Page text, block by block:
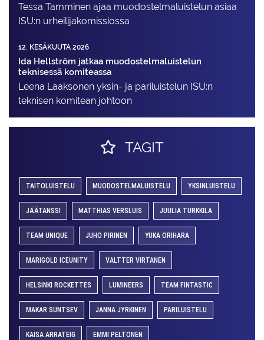
Tessa Tamminen ajaa muodostelma­luistelun asiaa
ISU:n urheilija­komissiossa
12. KESÄKUUTA 2026
Ida Hellström jatkaa muodostelmaluistelun
teknisessä komiteassa
Leena Laaksonen yksin- ja pariluistelun ISU:n
teknisen komitean johtoon
TAGIT
TAITOLUISTELU MUODOSTELMALUISTELU YKSINLUISTELU
JÄÄTANSSI MATTHIAS VERSLUIS JUULIA TURKKILA
TEAM UNIQUE JUHO PIRINEN YUKA ORIHARA
MARIGOLD ICEUNITY VALTTER VIRTANEN
HELSINKI ROCKETTES LUMINEERS TEAM FINTASTIC
MAKAR SUNTSEV JANNA JYRKINEN PARILUISTELU
KAISA ARRATEIG EMMI PELTONEN